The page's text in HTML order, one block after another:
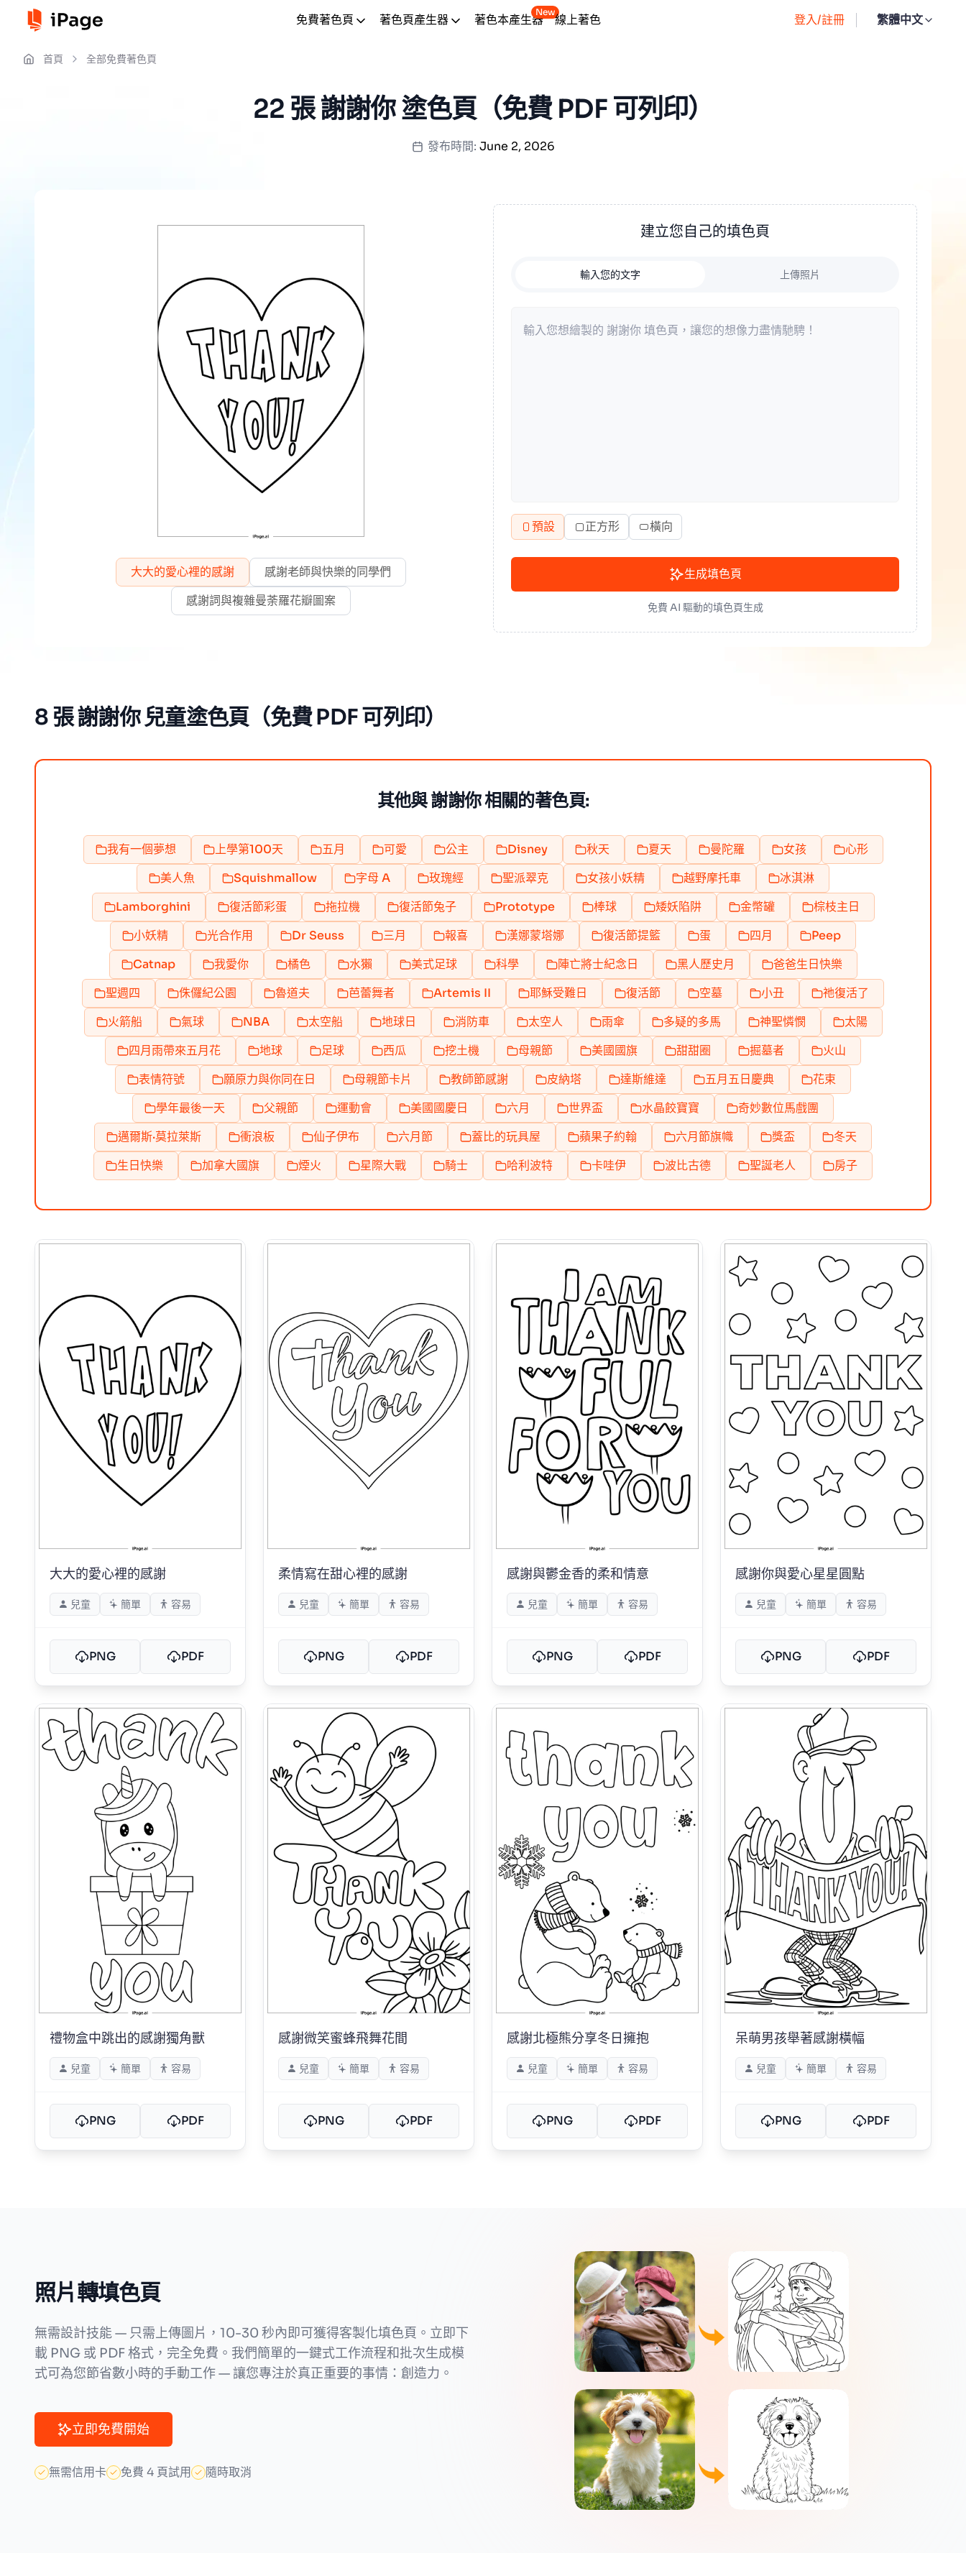
登入/註冊 繁體中文
免費著色頁 著色頁產生器 著色本產生器
New
線上著色
首頁 全部免費著色頁
22 張 謝謝你 塗色頁（免費 PDF 可列印）
發布時間: June 2, 2026
大大的愛心裡的感謝
感謝老師與快樂的同學們
感謝詞與複雜曼荼羅花瓣圖案
建立您自己的填色頁
輸入您的文字 上傳照片
預設 正方形 橫向
生成填色頁
免費 AI 驅動的填色頁生成
8 張 謝謝你 兒童塗色頁（免費 PDF 可列印）
其他與 謝謝你 相關的著色頁:
我有一個夢想 上學第100天 五月 可愛 公主 Disney 秋天 夏天 曼陀羅 女孩
心形
美人魚
Squishmallow 字母 A 玫瑰經 聖派翠克 女孩小妖精 越野摩托車
冰淇淋
Lamborghini
復活節彩蛋 拖拉機 復活節兔子 Prototype 棒球 矮妖陷阱 金幣罐
棕枝主日
小妖精
光合作用 Dr Seuss 三月 報喜 漢娜蒙塔娜 復活節提籃 蛋 四月
Peep
Catnap
我愛你 橘色 水獺 美式足球 科學 陣亡將士紀念日 黑人歷史月
爸爸生日快樂
聖週四
侏儸紀公園 魯道夫 芭蕾舞者 Artemis II 耶穌受難日 復活節 空墓 小丑
祂復活了
火箭船
氣球 NBA 太空船 地球日 消防車 太空人 雨傘 多疑的多馬 神聖憐憫
太陽
四月雨帶來五月花
地球 足球 西瓜 挖土機 母親節 美國國旗 甜甜圈 掘墓者
火山
表情符號
願原力與你同在日 母親節卡片 教師節感謝 皮納塔 達斯維達 五月五日慶典
花束
學年最後一天
父親節 運動會 美國國慶日 六月 世界盃 水晶餃寶寶
奇妙數位馬戲團
邁爾斯·莫拉萊斯
衝浪板 仙子伊布 六月節 蓋比的玩具屋 蘋果子約翰 六月節旗幟 獎盃
冬天
生日快樂
加拿大國旗 煙火 星際大戰 騎士 哈利波特 卡哇伊 波比古德 聖誕老人 房子
大大的愛心裡的感謝
兒童 簡單 容易
PNG PDF
柔情寫在甜心裡的感謝
兒童 簡單 容易
PNG PDF
感謝與鬱金香的柔和情意
兒童 簡單 容易
PNG PDF
感謝你與愛心星星圓點
兒童 簡單 容易
PNG PDF
禮物盒中跳出的感謝獨角獸
兒童 簡單 容易
PNG PDF
感謝微笑蜜蜂飛舞花間
兒童 簡單 容易
PNG PDF
感謝北極熊分享冬日擁抱
兒童 簡單 容易
PNG PDF
呆萌男孩舉著感謝橫幅
兒童 簡單 容易
PNG PDF
照片轉填色頁
無需設計技能 — 只需上傳圖片，10-30 秒內即可獲得客製化填色頁。立即下
載 PNG 或 PDF 格式，完全免費。我們簡單的一鍵式工作流程和批次生成模
式可為您節省數小時的手動工作 — 讓您專注於真正重要的事情：創造力。
立即免費開始
無需信用卡 免費 4 頁試用 隨時取消